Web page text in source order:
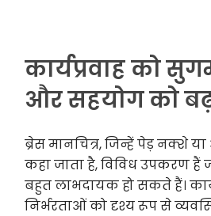
कार्यप्रवाह को
और सहयोग को
ब्रेस मानचित्र, जिन्हें पेड़ नक्शे
कहा जाता है, विविध उपकरण हैं
बहुत लाभदायक हो सकते हैं।
निर्भरताओं को दृश्य रूप से